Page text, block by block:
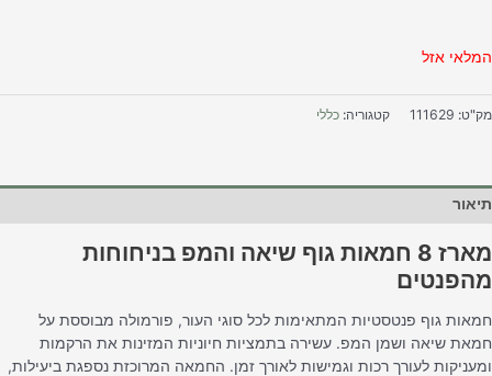
אזל
111629 קטגוריה:כללי
מארז 8 חמאות גוף שיאה והמפ בניחוחות
גוף פנטסטיות המתאימות לכל סוגי העור, פורמולה מבוססת על
שיאה ושמן המפ. עשירה בתמציות חיוניות המזינות את הרקמות
לעורך רכות וגמישות לאורך זמן. החמאה המרוכזת נספגת ביעילות,